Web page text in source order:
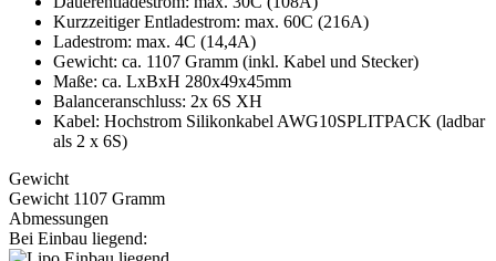
Kurzzeitiger Entladestrom: max. 60C (216A)
Ladestrom: max. 4C (14,4A)
Gewicht: ca. 1107 Gramm (inkl. Kabel und Stecker)
Maße: ca. LxBxH 280x49x45mm
Balanceranschluss: 2x 6S XH
Kabel: Hochstrom Silikonkabel AWG10SPLITPACK (ladbar
als 2 x 6S)
Gewicht
Gewicht 1107 Gramm
Abmessungen
Bei Einbau liegend: